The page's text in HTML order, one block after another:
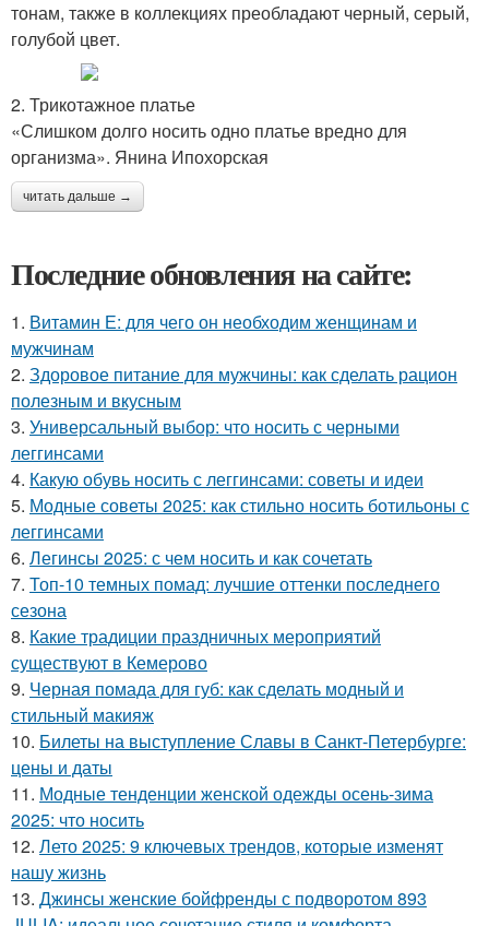
тонам, также в коллекциях преобладают черный, серый,
голубой цвет.
2. Трикотажное платье
«Слишком долго носить одно платье вредно для
организма». Янина Ипохорская
читать дальше →
Последние обновления на сайте:
1. Витамин Е: для чего он необходим женщинам и
мужчинам
2. Здоровое питание для мужчины: как сделать рацион
полезным и вкусным
3. Универсальный выбор: что носить с черными
леггинсами
4. Какую обувь носить с леггинсами: советы и идеи
5. Модные советы 2025: как стильно носить ботильоны с
леггинсами
6. Легинсы 2025: с чем носить и как сочетать
7. Топ-10 темных помад: лучшие оттенки последнего
сезона
8. Какие традиции праздничных мероприятий
существуют в Кемерово
9. Черная помада для губ: как сделать модный и
стильный макияж
10. Билеты на выступление Славы в Санкт-Петербурге:
цены и даты
11. Модные тенденции женской одежды осень-зима
2025: что носить
12. Лето 2025: 9 ключевых трендов, которые изменят
нашу жизнь
13. Джинсы женские бойфренды с подворотом 893